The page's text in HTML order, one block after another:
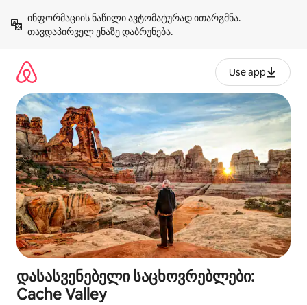
გადასვლა
თავდაპირველ ენაზე დაბრუნება.
Use app
დასასვენებელი საცხოვრებლები:
Cache Valley